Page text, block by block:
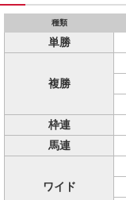
種類
単勝
複勝
枠連
馬連
ワイド